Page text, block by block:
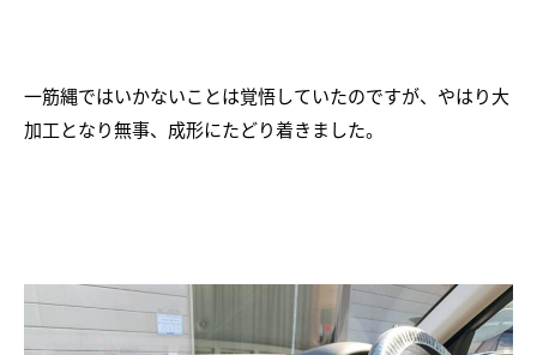
一筋縄ではいかないことは覚悟していたのですが、やはり大
加工となり無事、成形にたどり着きました。